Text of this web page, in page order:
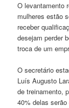
O levantamento
mulheres estão
receber
desejam perder
troca de um
O secretário
Luís Augusto
de treinamento,
40% delas